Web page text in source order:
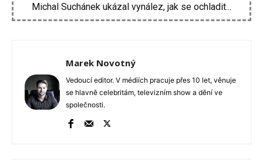
Velká proměna Pavla Šporcla za pouhé tři...
Marek Novotný
Vedoucí editor. V médiích pracuje přes 10 let, věnuje
se hlavně celebritám, televizním show a dění ve
společnosti.